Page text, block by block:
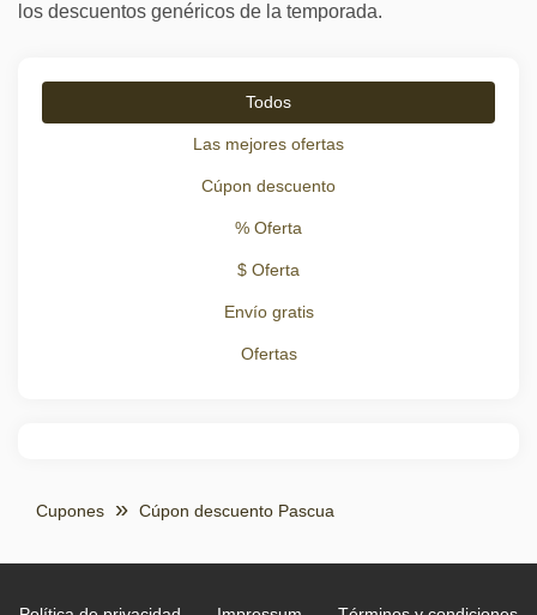
los descuentos genéricos de la temporada.
Todos
Las mejores ofertas
Cúpon descuento
% Oferta
$ Oferta
Envío gratis
Ofertas
Cupones Cúpon descuento Pascua